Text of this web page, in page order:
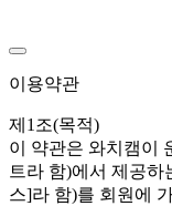
이용약관
제1조(목적)
이 약관은 와치캠이
트라 함)에서 제공하
스]라 함)를 회원에